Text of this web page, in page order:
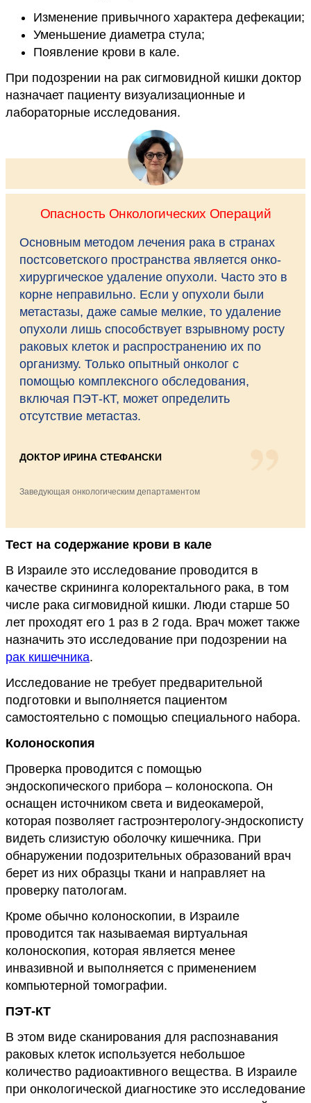
Изменение привычного характера дефекации;
Уменьшение диаметра стула;
Появление крови в кале.
При подозрении на рак сигмовидной кишки доктор
назначает пациенту визуализационные и
лабораторные исследования.
Опасность Онкологических Операций
Основным методом лечения рака в странах
постсоветского пространства является онко-
хирургическое удаление опухоли. Часто это в
корне неправильно. Если у опухоли были
метастазы, даже самые мелкие, то удаление
опухоли лишь способствует взрывному росту
раковых клеток и распространению их по
организму. Только опытный онколог с
помощью комплексного обследования,
включая ПЭТ-КТ, может определить
отсутствие метастаз.
ДОКТОР ИРИНА СТЕФАНСКИ
Заведующая онкологическим департаментом
Тест на содержание крови в кале
В Израиле это исследование проводится в
качестве скрининга колоректального рака, в том
числе рака сигмовидной кишки. Люди старше 50
лет проходят его 1 раз в 2 года. Врач может также
назначить это исследование при подозрении на
рак кишечника.
Исследование не требует предварительной
подготовки и выполняется пациентом
самостоятельно с помощью специального набора.
Колоноскопия
Проверка проводится с помощью
эндоскопического прибора – колоноскопа. Он
оснащен источником света и видеокамерой,
которая позволяет гастроэнтерологу-эндоскописту
видеть слизистую оболочку кишечника. При
обнаружении подозрительных образований врач
берет из них образцы ткани и направляет на
проверку патологам.
Кроме обычно колоноскопии, в Израиле
проводится так называемая виртуальная
колоноскопия, которая является менее
инвазивной и выполняется с применением
компьютерной томографии.
ПЭТ-КТ
В этом виде сканирования для распознавания
раковых клеток используется небольшое
количество радиоактивного вещества. В Израиле
при онкологической диагностике это исследование